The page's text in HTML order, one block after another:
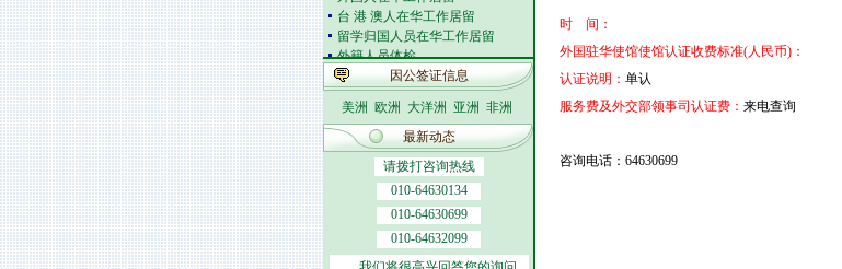
台 港 澳人在华工作居留
留学归国人员在华工作居留
外籍人员体检
外国人在华开车
签证邀请函电
外商投资企业
外国(地区)企业常驻代表机构
北京市居民出境证件
因公签证信息
美洲 欧洲 大洋洲 亚洲 非洲
最新动态
请拨打咨询热线
010-64630134
010-64630699
010-64632099
时 间：
外国驻华使馆使馆认证收费标准(人民币)：
认证说明： 单认
服务费及外交部领事司认证费： 来电查询
咨询电话：64630699